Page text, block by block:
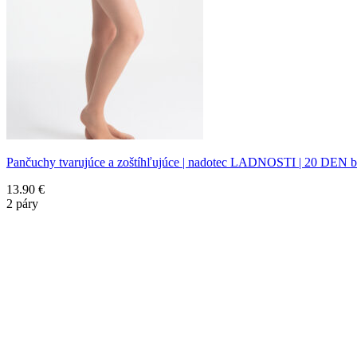
Pančuchy tvarujúce a zoštíhľujúce | nadotec LADNOSTI | 20 DEN
13.90 €
2 páry